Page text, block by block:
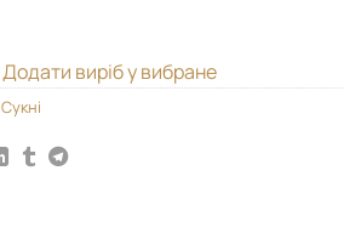
Додати виріб у вибране
Сукні